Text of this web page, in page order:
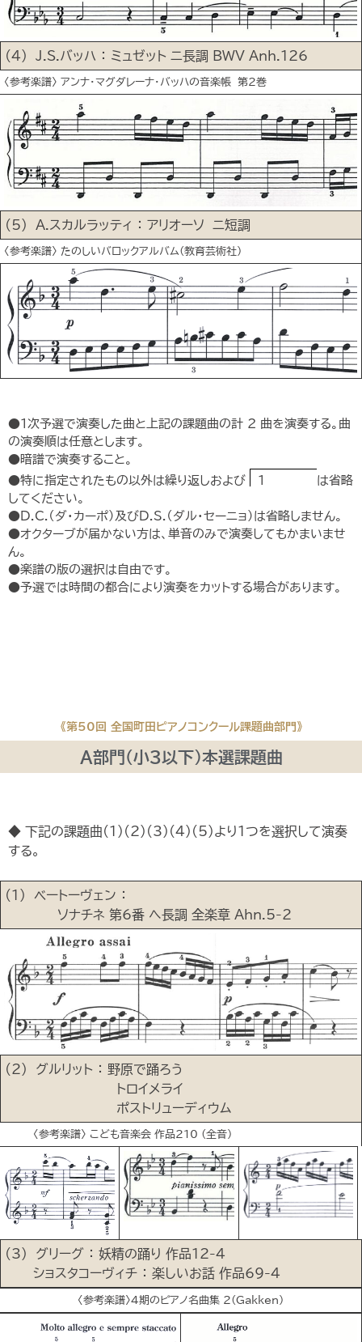
(4) J.S.バッハ ： ミュゼット ニ長調 BWV Anh.126
〈参考楽譜〉 アンナ･マグダレーナ･バッハの音楽帳 第2巻
(5) Ａ.スカルラッティ ： アリオーソ ニ短調
〈参考楽譜〉 たのしいバロックアルバム(教育芸術社)
●1次予選で演奏した曲と上記の課題曲の計 2 曲を演奏する。曲
の演奏順は任意とします。
●暗譜で演奏すること。
●特に指定されたもの以外は繰り返しおよび
1
は省略
してください。
●D.C.（ダ・カーポ）及びD.S.（ダル・セーニョ）は省略しません。
●オクターブが届かない方は、単音のみで演奏してもかまいませ
ん。
●楽譜の版の選択は自由です。
●予選では時間の都合により演奏をカットする場合があります。
《第50回 全国町田ピアノコンクール課題曲部門》
A部門（小３以下）本選課題曲
◆ 下記の課題曲(1)(2)(3)(4)(5)より１つを選択して演奏
する。
(1) ベートーヴェン ：
ソナチネ 第6番 へ長調 全楽章 Ahn.5-2
(2) グルリット ： 野原で踊ろう
トロイメライ
ポストリューディウム
〈参考楽譜〉 こども音楽会 作品210 (全音)
(3) グリーグ ： 妖精の踊り 作品12-4
ショスタコーヴィチ ： 楽しいお話 作品69-4
〈参考楽譜〉4期のピアノ名曲集 ２(Gakken)